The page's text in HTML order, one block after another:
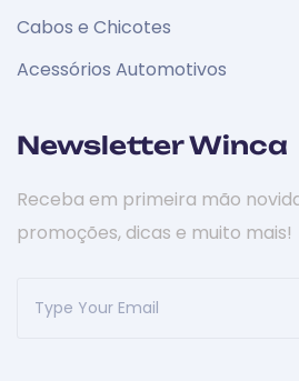
Cabos e Chicotes
Acessórios Automotivos
Newsletter Winca
Receba em primeira mão
promoções, dicas e muito mais!